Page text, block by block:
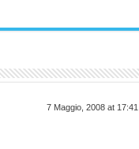
7 Maggio, 2008 at 17:41